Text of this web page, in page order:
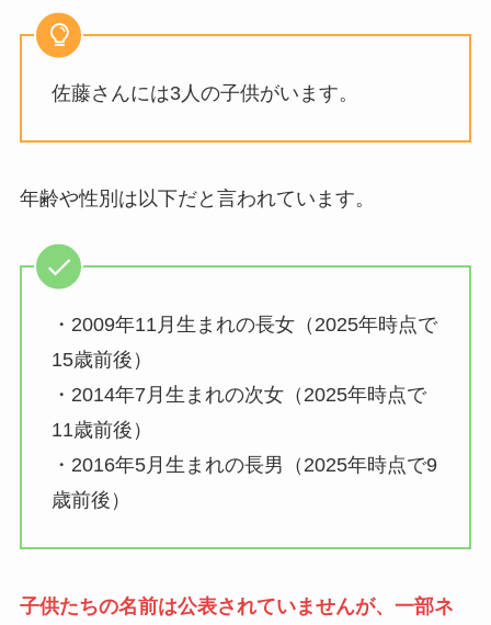
佐藤さんには3人の子供がいます。
年齢や性別は以下だと言われています。
・2009年11月生まれの長女（2025年時点で
15歳前後）
・2014年7月生まれの次女（2025年時点で
11歳前後）
・2016年5月生まれの長男（2025年時点で9
歳前後）
子供たちの名前は公表されていませんが、一部ネ